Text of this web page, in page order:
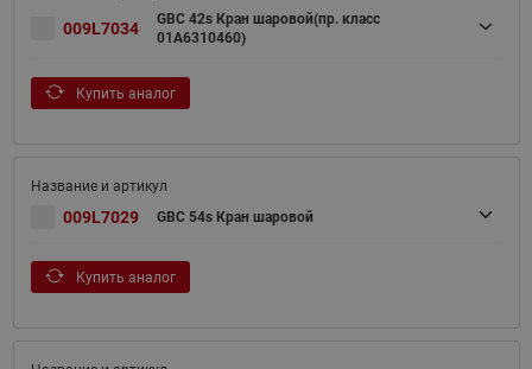
009L7034
GBC 42s Кран шаровой(пр. класс
01A6310460)
Купить аналог
009L7029 GBC 54s Кран шаровой
Купить аналог